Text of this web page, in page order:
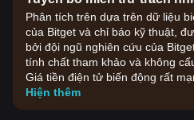
Phân tích trên dựa trên dữ liệu
của Bitget và chỉ báo kỹ thuật,
bởi đội ngũ nghiên cứu của
tính chất tham khảo và không
Giá tiền điện tử biến động rất
đầu tư dựa trên khả năng chấp
Hiện thêm